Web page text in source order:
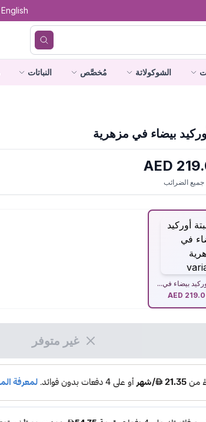
English
الشوكولاتة مُخصَّص النباتات
بيضاء في مزهرية
الضرائب
بيضاء في...
AED
غير متوفر